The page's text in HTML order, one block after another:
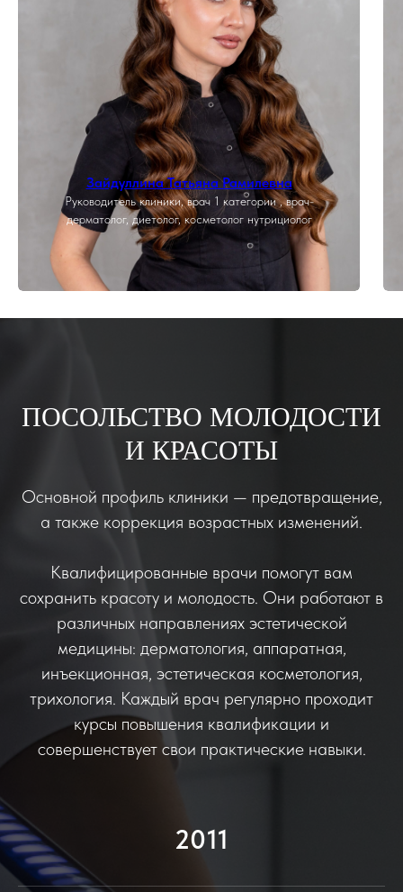
Зайдуллина Татьяна Рамилевна
Руководитель клиники, врач 1 категории , врач-
дерматолог, диетолог, косметолог нутрициолог
ПОСОЛЬСТВО МОЛОДОСТИ
И КРАСОТЫ
Основной профиль клиники — предотвращение,
а также коррекция возрастных изменений.
Квалифицированные врачи помогут вам
сохранить красоту и молодость. Они работают в
различных направлениях эстетической
медицины: дерматология, аппаратная,
инъекционная, эстетическая косметология,
трихология. Каждый врач регулярно проходит
курсы повышения квалификации и
совершенствует свои практические навыки.
2011